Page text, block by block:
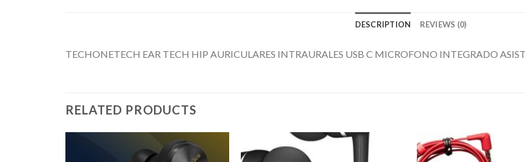
DESCRIPTION REVIEWS (0)
TECHONETECH EAR TECH HIP AURICULARES INTRAURALES USB C MICROFONO INTEGRADO
RELATED PRODUCTS